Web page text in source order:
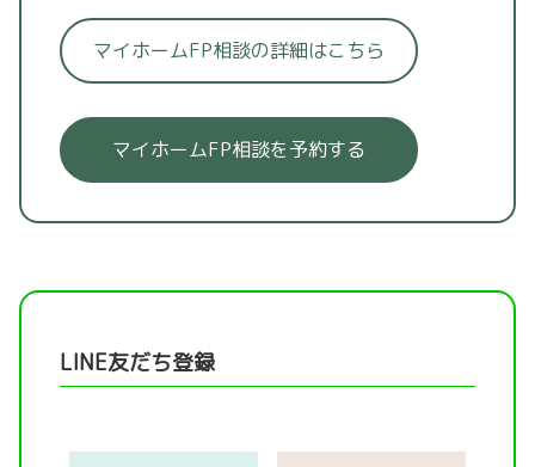
マイホームFP相談の詳細はこちら
マイホームFP相談を予約する
LINE友だち登録